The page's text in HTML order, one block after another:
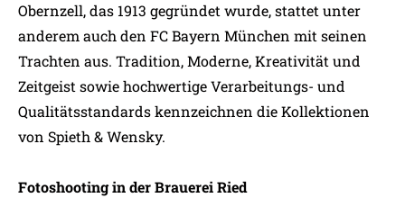
Obernzell, das 1913 gegründet wurde, stattet unter
anderem auch den FC Bayern München mit seinen
Trachten aus. Tradition, Moderne, Kreativität und
Zeitgeist sowie hochwertige Verarbeitungs- und
Qualitätsstandards kennzeichnen die Kollektionen
von Spieth & Wensky.
Fotoshooting in der Brauerei Ried